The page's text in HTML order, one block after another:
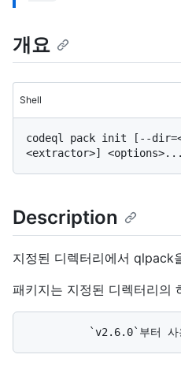
개요
Shell
codeql pack init [--
Description
지정된 디렉터리에서 qlpack
패키지는 지정된 디렉터리의